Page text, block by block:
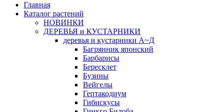
Главная
Каталог растений
НОВИНКИ
ДЕРЕВЬЯ и КУСТАРНИКИ
деревья и кустарники А~Д
Багрянник японский
Барбарисы
Бересклет
Бузины
Вейгелы
Гептакодиум
Гибискусы